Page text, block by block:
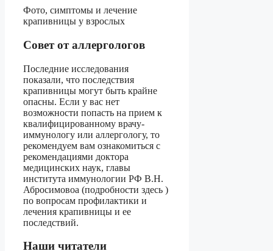
Фото, симптомы и лечение
крапивницы у взрослых
Совет от аллергологов
Последние исследования
показали, что последствия
крапивницы могут быть крайне
опасны. Если у вас нет
возможности попасть на прием к
квалифицированному врачу-
иммунологу или аллергологу, то
рекомендуем вам ознакомиться с
рекомендациями доктора
медицинских наук, главы
института иммунологии РФ В.Н.
Абросимовоа (подробности здесь )
по вопросам профилактики и
лечения крапивницы и ее
последствий.
Наши читатели